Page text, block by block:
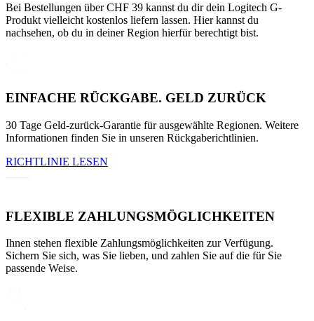
Bei Bestellungen über CHF 39 kannst du dir dein Logitech G-
Produkt vielleicht kostenlos liefern lassen. Hier kannst du
nachsehen, ob du in deiner Region hierfür berechtigt bist.
EINFACHE RÜCKGABE. GELD ZURÜCK
30 Tage Geld-zurück-Garantie für ausgewählte Regionen. Weitere
Informationen finden Sie in unseren Rückgaberichtlinien.
RICHTLINIE LESEN
FLEXIBLE ZAHLUNGSMÖGLICHKEITEN
Ihnen stehen flexible Zahlungsmöglichkeiten zur Verfügung.
Sichern Sie sich, was Sie lieben, und zahlen Sie auf die für Sie
passende Weise.